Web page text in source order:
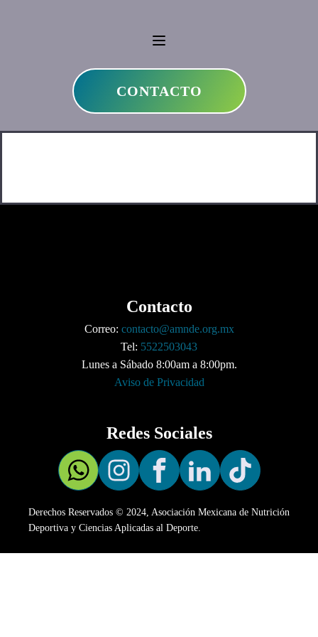
CONTACTO
Contacto
Correo: contacto@amnde.org.mx
Tel: 5522503043
Lunes a Sábado 8:00am a 8:00pm.
Aviso de Privacidad
Redes Sociales
Derechos Reservados © 2024, Asociación Mexicana de Nutrición
Deportiva y Ciencias Aplicadas al Deporte.